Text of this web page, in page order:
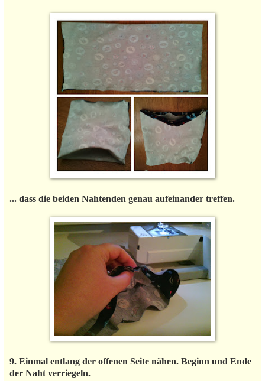
... dass die beiden Nahtenden genau aufeinander treffen.
9. Einmal entlang der offenen Seite nähen. Beginn und Ende
der Naht verriegeln.